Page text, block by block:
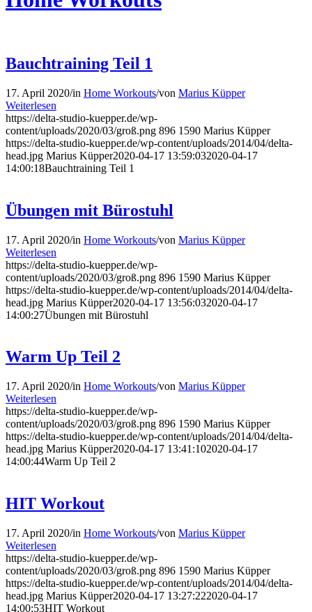
Bauchtraining Teil 1
17. April 2020/in Home Workouts/von Marius Küpper
Weiterlesen
https://delta-studio-kuepper.de/wp-
content/uploads/2020/03/groß.png 896 1590 Marius Küpper
https://delta-studio-kuepper.de/wp-content/uploads/2014/04/delta-
head.jpg Marius Küpper2020-04-17 13:59:032020-04-17
14:00:18Bauchtraining Teil 1
Übungen mit Bürostuhl
17. April 2020/in Home Workouts/von Marius Küpper
Weiterlesen
https://delta-studio-kuepper.de/wp-
content/uploads/2020/03/groß.png 896 1590 Marius Küpper
https://delta-studio-kuepper.de/wp-content/uploads/2014/04/delta-
head.jpg Marius Küpper2020-04-17 13:56:032020-04-17
14:00:27Übungen mit Bürostuhl
Warm Up Teil 2
17. April 2020/in Home Workouts/von Marius Küpper
Weiterlesen
https://delta-studio-kuepper.de/wp-
content/uploads/2020/03/groß.png 896 1590 Marius Küpper
https://delta-studio-kuepper.de/wp-content/uploads/2014/04/delta-
head.jpg Marius Küpper2020-04-17 13:41:102020-04-17
14:00:44Warm Up Teil 2
HIT Workout
17. April 2020/in Home Workouts/von Marius Küpper
Weiterlesen
https://delta-studio-kuepper.de/wp-
content/uploads/2020/03/groß.png 896 1590 Marius Küpper
https://delta-studio-kuepper.de/wp-content/uploads/2014/04/delta-
head.jpg Marius Küpper2020-04-17 13:27:222020-04-17
14:00:53HIT Workout